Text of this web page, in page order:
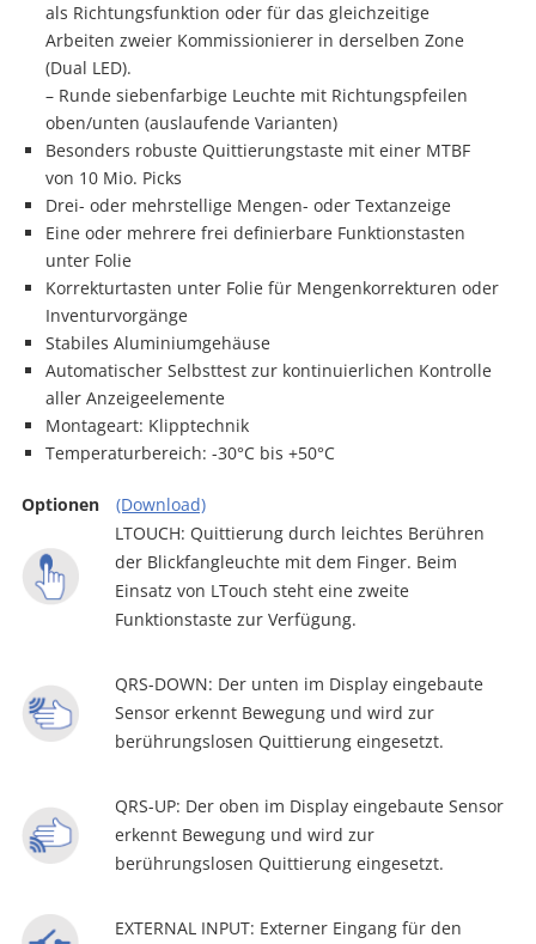
als Richtungsfunktion oder für das gleichzeitige
Arbeiten zweier Kommissionierer in derselben Zone
(Dual LED).
– Runde siebenfarbige Leuchte mit Richtungspfeilen
oben/unten (auslaufende Varianten)
Besonders robuste Quittierungstaste mit einer MTBF
von 10 Mio. Picks
Drei- oder mehrstellige Mengen- oder Textanzeige
Eine oder mehrere frei definierbare Funktionstasten
unter Folie
Korrekturtasten unter Folie für Mengenkorrekturen oder
Inventurvorgänge
Stabiles Aluminiumgehäuse
Automatischer Selbsttest zur kontinuierlichen Kontrolle
aller Anzeigeelemente
Montageart: Klipptechnik
Temperaturbereich: -30°C bis +50°C
Optionen
(Download)
LTOUCH: Quittierung durch leichtes Berühren
der Blickfangleuchte mit dem Finger. Beim
Einsatz von LTouch steht eine zweite
Funktionstaste zur Verfügung.
QRS-DOWN: Der unten im Display eingebaute
Sensor erkennt Bewegung und wird zur
berührungslosen Quittierung eingesetzt.
QRS-UP: Der oben im Display eingebaute Sensor
erkennt Bewegung und wird zur
berührungslosen Quittierung eingesetzt.
EXTERNAL INPUT: Externer Eingang für den